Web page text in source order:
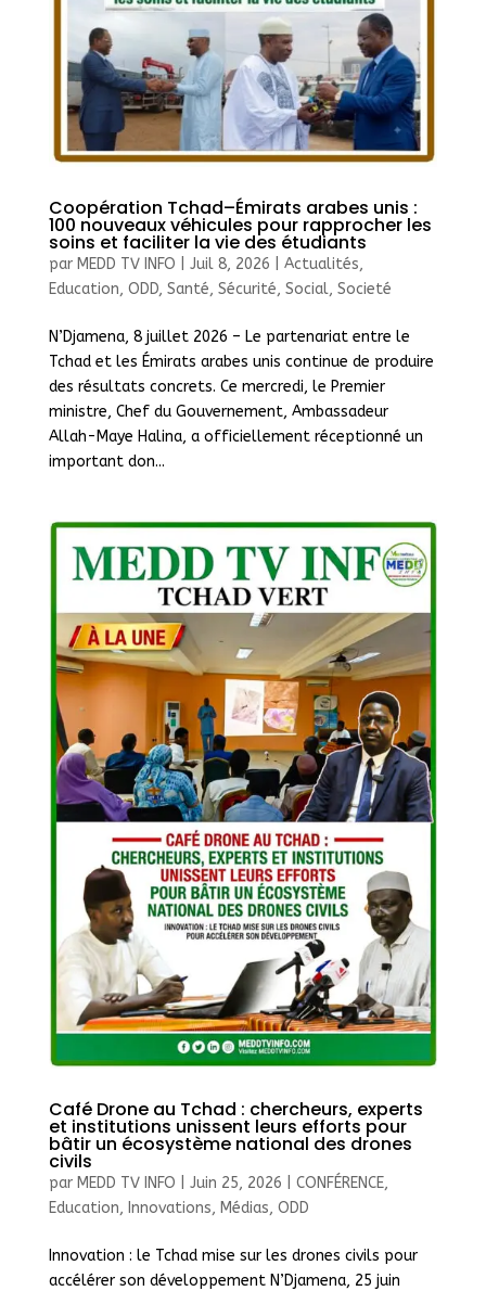
Coopération Tchad–Émirats arabes unis :
100 nouveaux véhicules pour rapprocher les
soins et faciliter la vie des étudiants
par MEDD TV INFO Juil 8, 2026 Actualités,
Education, ODD, Santé, Sécurité, Social, Societé
N’Djamena, 8 juillet 2026 – Le partenariat entre le
Tchad et les Émirats arabes unis continue de produire
des résultats concrets. Ce mercredi, le Premier
ministre, Chef du Gouvernement, Ambassadeur
Allah-Maye Halina, a officiellement réceptionné un
important don...
Café Drone au Tchad : chercheurs, experts
et institutions unissent leurs efforts pour
bâtir un écosystème national des drones
civils
par MEDD TV INFO Juin 25, 2026 CONFÉRENCE,
Education, Innovations, Médias, ODD
Innovation : le Tchad mise sur les drones civils pour
accélérer son développement N’Djamena, 25 juin